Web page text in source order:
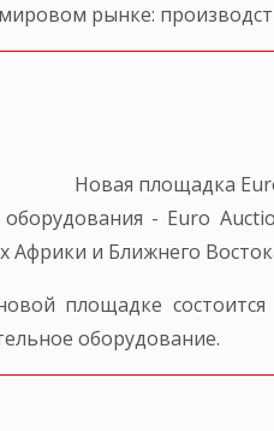
рынке:
Новая площадка
оборудования - Euro
Африки и Ближнего
площадке
оборудование.